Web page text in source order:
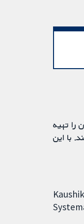
را تهیه
با این